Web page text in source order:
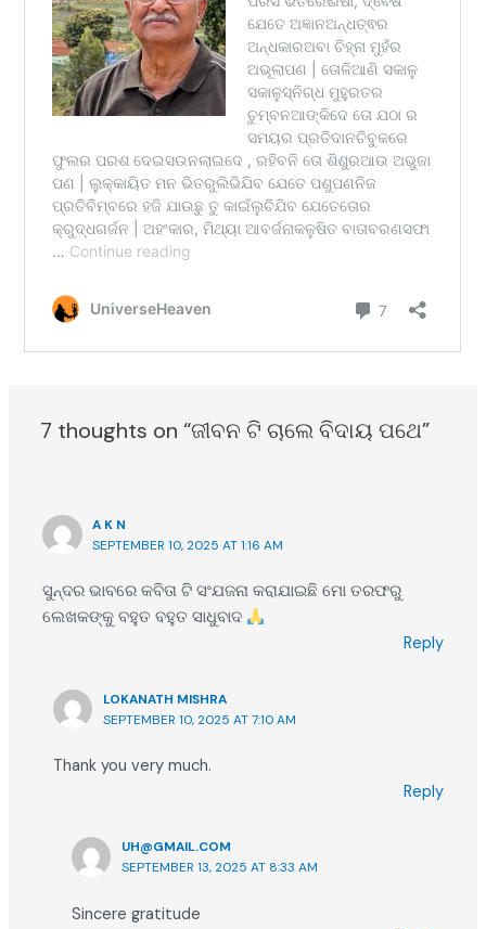
7 thoughts on “ଜୀବନ ଟି ଚାଲେ ବିଦାୟ ପଥେ”
A K N
SEPTEMBER 10, 2025 AT 1:16 AM
ସୁନ୍ଦର ଭାବରେ କବିତା ଟି ସଂଯଜନା କରାଯାଇଛି ମୋ ତରଫରୁ
ଲେଖକଙ୍କୁ ବହୁତ ବହୁତ ସାଧୁବାଦ
Reply
LOKANATH MISHRA
SEPTEMBER 10, 2025 AT 7:10 AM
Thank you very much.
Reply
UH@GMAIL.COM
SEPTEMBER 13, 2025 AT 8:33 AM
Sincere gratitude